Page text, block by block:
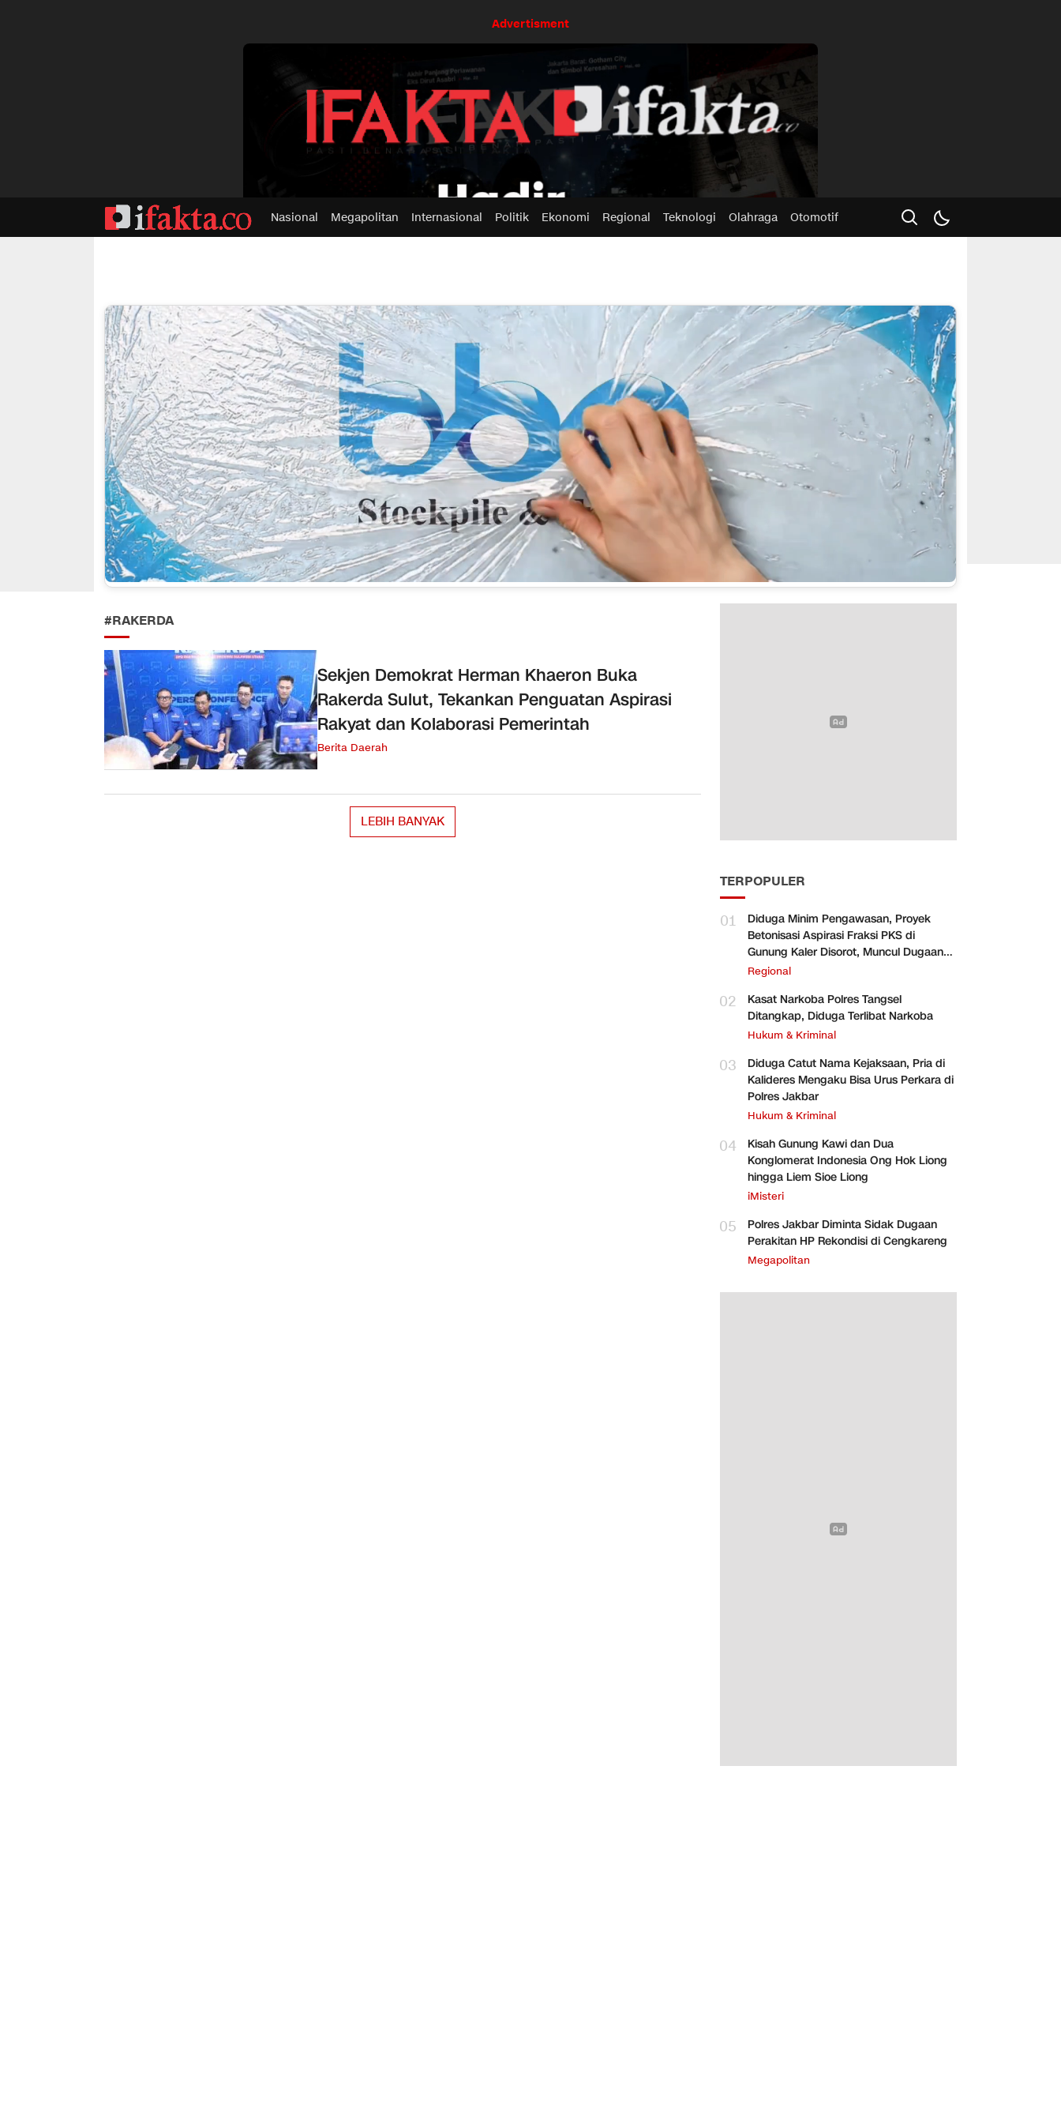
Advertisment
Nasional Megapolitan Internasional Politik Ekonomi Regional Teknologi Olahraga Otomotif
#RAKERDA
Sekjen Demokrat Herman Khaeron Buka
Rakerda Sulut, Tekankan Penguatan Aspirasi
Rakyat dan Kolaborasi Pemerintah
Berita Daerah
LEBIH BANYAK
TERPOPULER
01
Diduga Minim Pengawasan, Proyek
Betonisasi Aspirasi Fraksi PKS di
Gunung Kaler Disorot, Muncul Dugaan
Pengurangan Volume
Regional
02
Kasat Narkoba Polres Tangsel
Ditangkap, Diduga Terlibat Narkoba
Hukum & Kriminal
03
Diduga Catut Nama Kejaksaan, Pria di
Kalideres Mengaku Bisa Urus Perkara di
Polres Jakbar
Hukum & Kriminal
04
Kisah Gunung Kawi dan Dua
Konglomerat Indonesia Ong Hok Liong
hingga Liem Sioe Liong
iMisteri
05
Polres Jakbar Diminta Sidak Dugaan
Perakitan HP Rekondisi di Cengkareng
Megapolitan